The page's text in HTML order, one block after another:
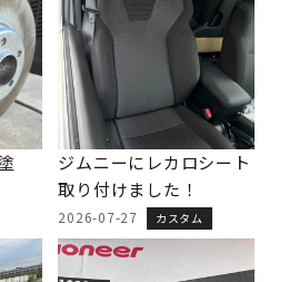
ジムニーにレカロシート
取り付けました！
2026-07-27 カスタム